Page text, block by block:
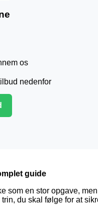
os
nedenfor
guide
som en stor opgave,
du skal følge for at